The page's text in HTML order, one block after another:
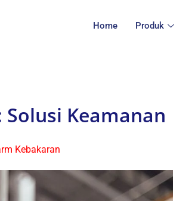
Home Produk
Keamanan
Kebakaran